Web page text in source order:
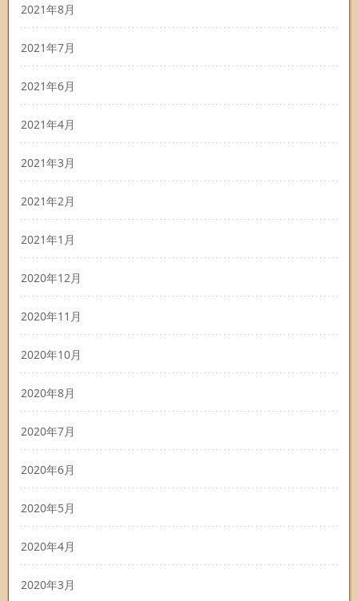
2021年8月
2021年7月
2021年6月
2021年4月
2021年3月
2021年2月
2021年1月
2020年12月
2020年11月
2020年10月
2020年8月
2020年7月
2020年6月
2020年5月
2020年4月
2020年3月